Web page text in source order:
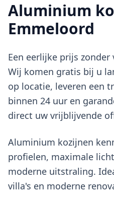
Aluminium
Emmeloord
Een eerlijke prijs
Wij komen gratis bij u
op locatie, leveren een
binnen 24 uur en
direct uw vrijblijvende
Aluminium kozijnen
profielen, maximale
moderne uitstraling.
villa's en moderne